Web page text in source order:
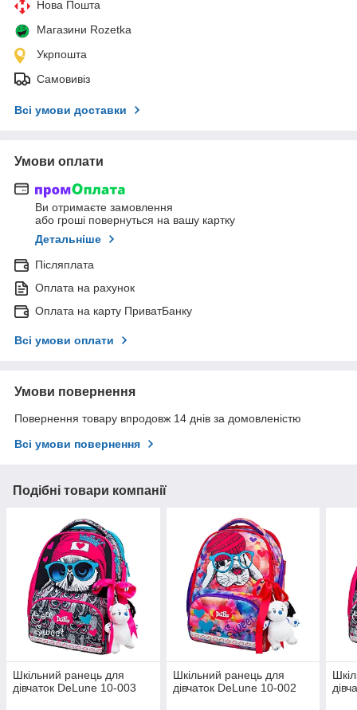
Нова Пошта
Магазини Rozetka
Укрпошта
Самовивіз
Всі умови доставки
Умови оплати
Ви отримаєте замовлення
або гроші повернуться на вашу картку
Детальніше
Післяплата
Оплата на рахунок
Оплата на карту ПриватБанку
Всі умови оплати
Умови повернення
Повернення товару впродовж 14 днів за домовленістю
Всі умови повернення
Подібні товари компанії
Шкільний ранець для
дівчаток DeLune 10-003
Шкільний ранець для
дівчаток DeLune 10-002